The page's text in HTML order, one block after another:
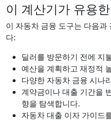
이 계산기가 유용
이 자동차 금융 도구는 다음과
다:
딜러를 방문하기 전에 지
예산을 계획하고 재정적
다양한 자동차 금융 시나
계약금이나 대출 기간을
향을 탐색합니다.
자동차 대출 이자 가이드